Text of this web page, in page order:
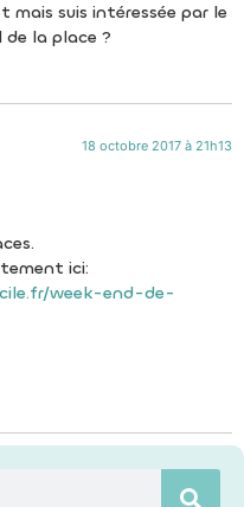
mais suis intéressée par le
la place ?
18 octobre 2017 à 21h13
ici:
week-end-de-